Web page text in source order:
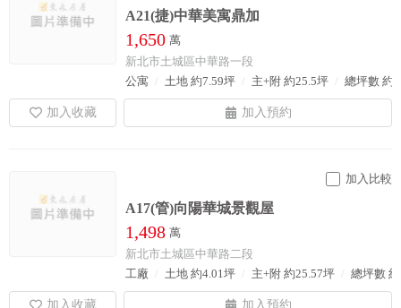
A21(捷)中華美寓鼎加
1,650 萬
新北市土城區中華路一段
公寓
土地 約7.59坪 主+附 約25.5坪 總坪數 約
加入比較
A17(管)向陽華城景觀屋
1,498 萬
新北市土城區中華路二段
工廠
土地 約4.01坪 主+附 約25.57坪 總坪數